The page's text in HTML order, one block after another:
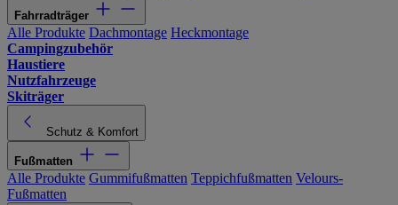
Fahrradträger
Alle Produkte Dachmontage Heckmontage
Campingzubehör
Haustiere
Nutzfahrzeuge
Skiträger
Schutz & Komfort
Fußmatten
Alle Produkte Gummifußmatten Teppichfußmatten Velours-
Fußmatten